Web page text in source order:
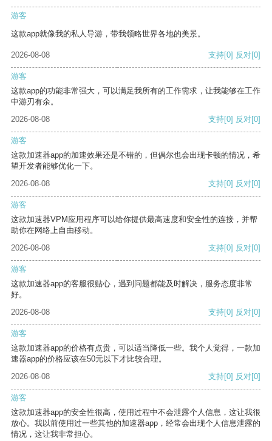
游客
这款app就像我的私人导游，带我领略世界各地的美景。
2026-08-08 支持[0] 反对[0]
游客
这款app的功能非常强大，可以满足我所有的工作需求，让我能够在工作
中游刃有余。
2026-08-08
支持[0] 反对[0]
游客
这款加速器app的加速效果还是不错的，但偶尔也会出现卡顿的情况，希
望开发者能够优化一下。
2026-08-08
支持[0] 反对[0]
游客
这款加速器VPM应用程序可以给你提供最高速度和安全性的连接，并帮
助你在网络上自由移动。
2026-08-08
支持[0] 反对[0]
游客
这款加速器app的客服很贴心，遇到问题都能及时解决，服务态度非常
好。
2026-08-08
支持[0] 反对[0]
游客
这款加速器app的价格有点贵，可以适当降低一些。我个人觉得，一款加
速器app的价格应该在50元以下才比较合理。
2026-08-08
支持[0] 反对[0]
游客
这款加速器app的安全性很高，使用过程中不会泄露个人信息，这让我很
放心。我以前使用过一些其他的加速器app，经常会出现个人信息泄露的
情况，这让我非常担心。